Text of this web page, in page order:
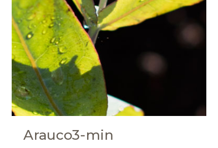
Arauco3-min